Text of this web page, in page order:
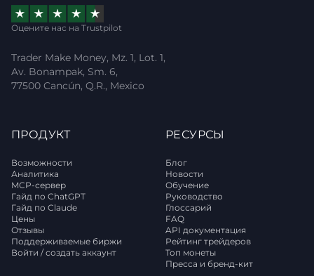
Оцените нас на Trustpilot
Trader Make Money, Mz. 1, Lot. 1,
Av. Bonampak, Sm. 6,
77500 Cancún, Q.R., Mexico
ПРОДУКТ
Возможности
Аналитика
MCP-сервер
Гайд по ChatGPT
Гайд по Claude
Цены
Отзывы
Поддерживаемые биржи
Войти / создать аккаунт
РЕСУРСЫ
Блог
Новости
Обучение
Руководство
Глоссарий
FAQ
API документация
Рейтинг трейдеров
Топ монеты
Пресса и бренд-кит